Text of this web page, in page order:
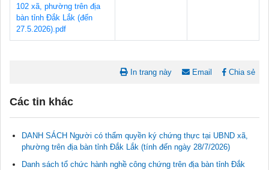
102 xã, phường trên địa
bàn tỉnh Đắk Lắk (đến
27.5.2026).pdf
In trang này Email Chia sẻ
Các tin khác
DANH SÁCH Người có thẩm quyền ký chứng thực tại UBND xã,
phường trên địa bàn tỉnh Đắk Lắk (tính đến ngày 28/7/2026)
Danh sách tổ chức hành nghề công chứng trên địa bàn tỉnh Đắk